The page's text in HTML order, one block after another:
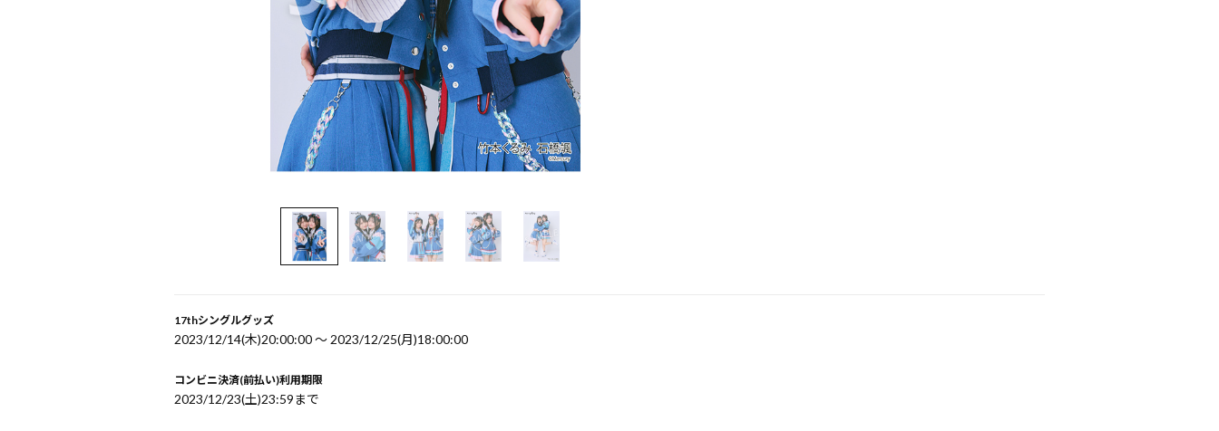
17thシングルグッズ
2023/12/14(木)20:00:00 〜 2023/12/25(月)18:00:00
コンビニ決済(前払い)利用期限
2023/12/23(土)23:59まで